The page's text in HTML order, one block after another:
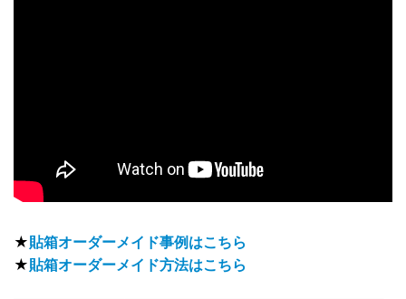
★貼箱オーダーメイド事例はこちら
★貼箱オーダーメイド方法はこちら